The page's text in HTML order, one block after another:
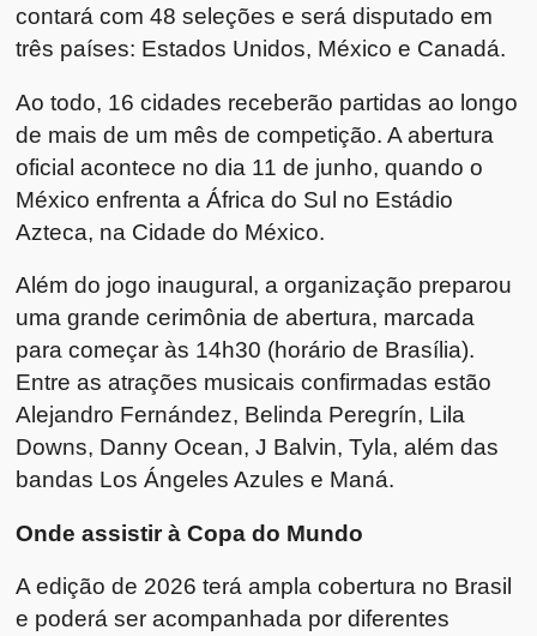
contará com 48 seleções e será disputado em
três países: Estados Unidos, México e Canadá.
Ao todo, 16 cidades receberão partidas ao longo
de mais de um mês de competição. A abertura
oficial acontece no dia 11 de junho, quando o
México enfrenta a África do Sul no Estádio
Azteca, na Cidade do México.
Além do jogo inaugural, a organização preparou
uma grande cerimônia de abertura, marcada
para começar às 14h30 (horário de Brasília).
Entre as atrações musicais confirmadas estão
Alejandro Fernández, Belinda Peregrín, Lila
Downs, Danny Ocean, J Balvin, Tyla, além das
bandas Los Ángeles Azules e Maná.
Onde assistir à Copa do Mundo
A edição de 2026 terá ampla cobertura no Brasil
e poderá ser acompanhada por diferentes